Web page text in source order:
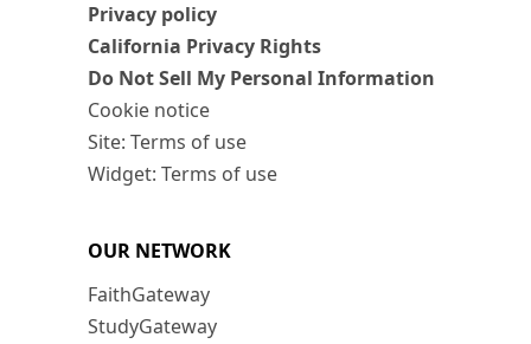
Privacy policy
California Privacy Rights
Do Not Sell My Personal Information
Cookie notice
Site: Terms of use
Widget: Terms of use
OUR NETWORK
FaithGateway
StudyGateway